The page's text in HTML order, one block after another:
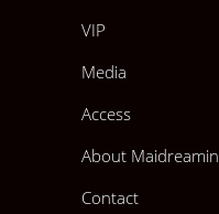
VIP
Media
Access
About Maidreamin
Contact